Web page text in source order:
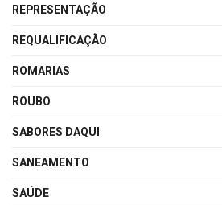
REPRESENTAÇÃO
REQUALIFICAÇÃO
ROMARIAS
ROUBO
SABORES DAQUI
SANEAMENTO
SAÚDE